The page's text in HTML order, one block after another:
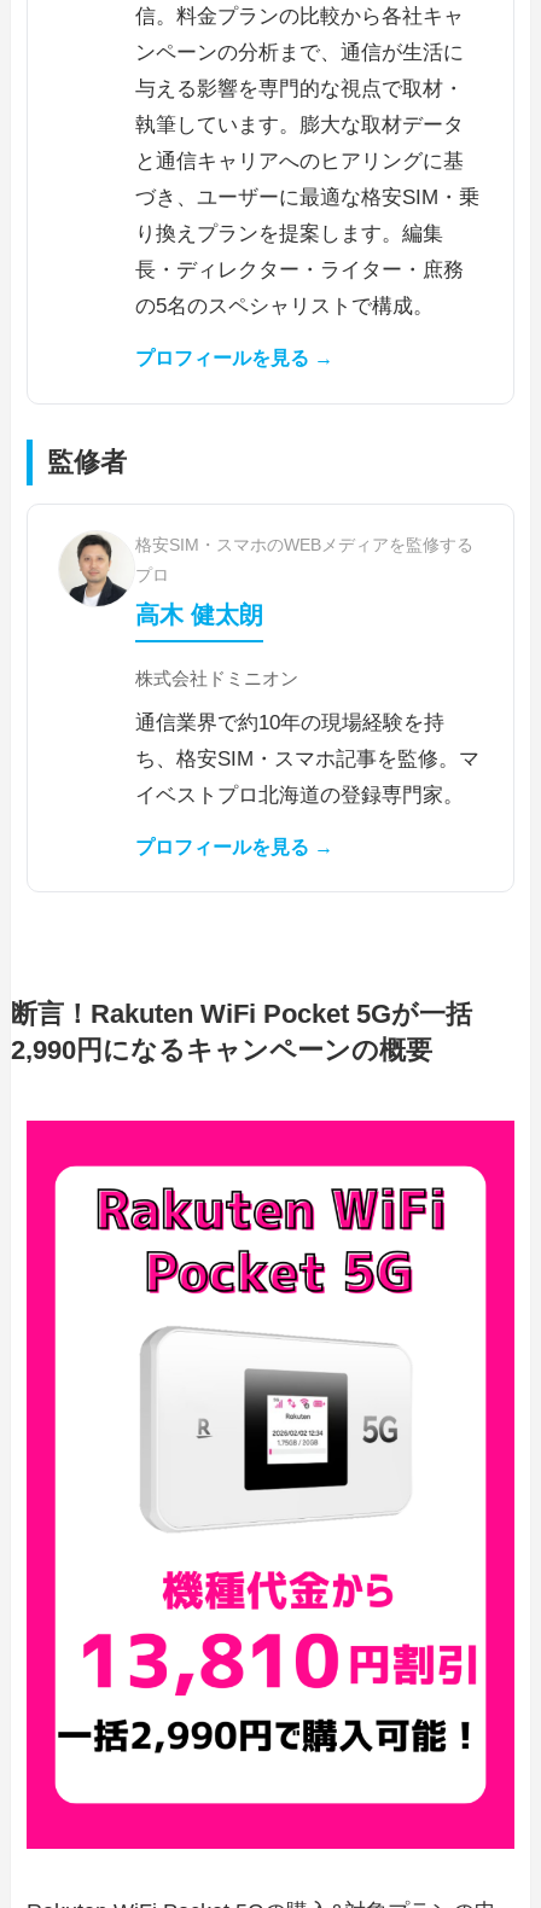
信。料金プランの比較から各社キャ
ンペーンの分析まで、通信が生活に
与える影響を専門的な視点で取材・
執筆しています。膨大な取材データ
と通信キャリアへのヒアリングに基
づき、ユーザーに最適な格安SIM・乗
り換えプランを提案します。編集
長・ディレクター・ライター・庶務
の5名のスペシャリストで構成。
プロフィールを見る →
監修者
格安SIM・スマホのWEBメディアを監修する
プロ
高木 健太朗
株式会社ドミニオン
通信業界で約10年の現場経験を持
ち、格安SIM・スマホ記事を監修。マ
イベストプロ北海道の登録専門家。
プロフィールを見る →
断言！Rakuten WiFi Pocket 5Gが一括
2,990円になるキャンペーンの概要